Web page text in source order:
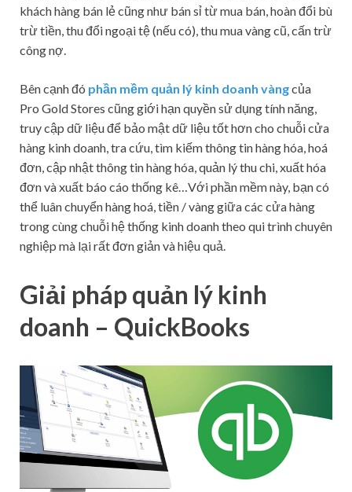
khách hàng bán lẻ cũng như bán sỉ từ mua bán, hoàn đổi bù
trừ tiền, thu đổi ngoại tệ (nếu có), thu mua vàng cũ, cấn trừ
công nợ.
Bên cạnh đó phần mềm quản lý kinh doanh vàngcủa
Pro Gold Stores cũng giới hạn quyền sử dụng tính năng,
truy cập dữ liệu để bảo mật dữ liệu tốt hơn cho chuỗi cửa
hàng kinh doanh, tra cứu, tìm kiếm thông tin hàng hóa, hoá
đơn, cập nhật thông tin hàng hóa, quản lý thu chi, xuất hóa
đơn và xuất báo cáo thống kê…Với phần mềm này, bạn có
thể luân chuyển hàng hoá, tiền / vàng giữa các cửa hàng
trong cùng chuỗi hệ thống kinh doanh theo qui trình chuyên
nghiệp mà lại rất đơn giản và hiệu quả.
Giải pháp quản lý kinh
doanh – QuickBooks